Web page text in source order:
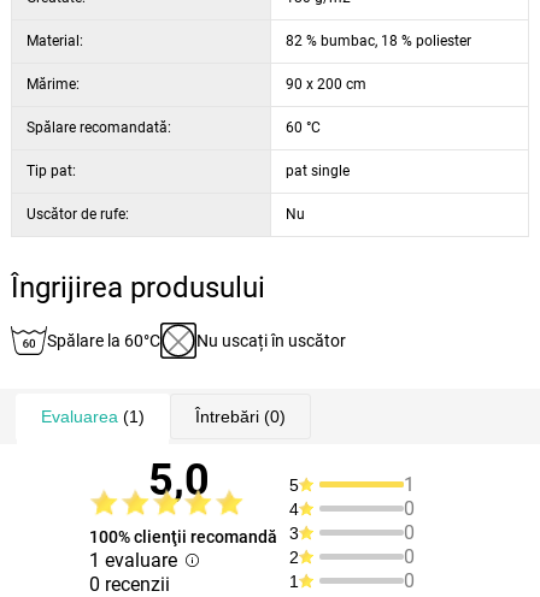
Material: 82 % bumbac, 18 % poliester
Mărime: 90 x 200 cm
Spălare recomandată: 60 °C
Tip pat: pat single
Uscător de rufe: Nu
Îngrijirea produsului
Spălare la 60°C Nu uscați în uscător
Evaluarea (1) Întrebări(0)
5,0
100% clienţii recomandă
1 evaluare
0 recenzii
5 1
4 0
3 0
2 0
1 0